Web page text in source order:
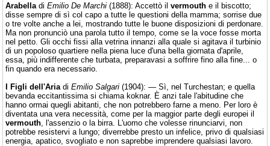
Arabella di Emilio De Marchi (1888): Accettò il vermouth e il biscotto;
disse sempre di sì col capo a tutte le questioni della mamma; sorrise due
o tre volte anche a lei, mostrando tutte le buone disposizioni di perdonare.
Ma non pronunciò una parola tutto il tempo, come se la voce fosse morta
nel petto. Gli occhi fissi alla vetrina innanzi alla quale si agitava il turbinio
di un popoloso quartiere nella piena luce d'una bella giornata d'aprile,
essa, più indifferente che turbata, preparavasi a soffrire fino alla fine... o
fin quando era necessario.
I Figli dell'Aria di Emilio Salgari (1904): — Sì, nel Turchestan; e quella
bevanda eccitantissima si chiama koknar. È anzi tale l'abitudine che
hanno ormai quegli abitanti, che non potrebbero farne a meno. Per loro è
diventata una vera necessità, come per la maggior parte degli europei il
vermouth , l'assenzio o la birra. L'uomo che volesse rinunciarvi, non
potrebbe resistervi a lungo; diverrebbe presto un infelice, privo di qualsiasi
energia, apatico, svogliato e non saprebbe imprendere qualsiasi lavoro.